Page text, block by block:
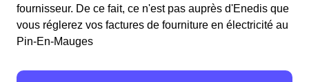
fournisseur. De ce fait, ce n'est pas auprès d'Enedis que
vous réglerez vos factures de fourniture en électricité au
Pin-En-Mauges